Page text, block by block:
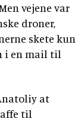
vejene var
droner,
skete kun
i en mail til
at
til